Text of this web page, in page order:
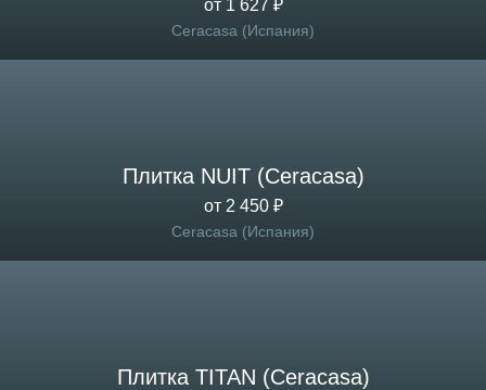
от 1 627 ₽
Ceracasa (Испания)
Плитка NUIT (Ceracasa)
от 2 450 ₽
Ceracasa (Испания)
Плитка TITAN (Ceracasa)